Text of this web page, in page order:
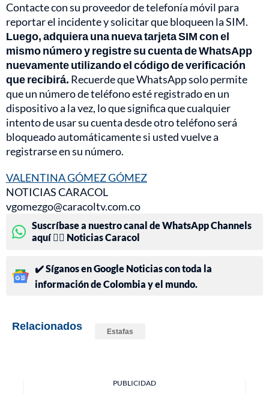
Contacte con su proveedor de telefonía móvil para
reportar el incidente y solicitar que bloqueen la SIM.
Luego, adquiera una nueva tarjeta SIM con el
mismo número y registre su cuenta de WhatsApp
nuevamente utilizando el código de verificación
que recibirá. Recuerde que WhatsApp solo permite
que un número de teléfono esté registrado en un
dispositivo a la vez, lo que significa que cualquier
intento de usar su cuenta desde otro teléfono será
bloqueado automáticamente si usted vuelve a
registrarse en su número.
VALENTINA GÓMEZ GÓMEZ
NOTICIAS CARACOL
vgomezgo@caracoltv.com.co
Suscríbase a nuestro canal de WhatsApp Channels
aquí 👉🏻 Noticias Caracol
✔️ Síganos en Google Noticias con toda la
información de Colombia y el mundo.
Relacionados Estafas
PUBLICIDAD